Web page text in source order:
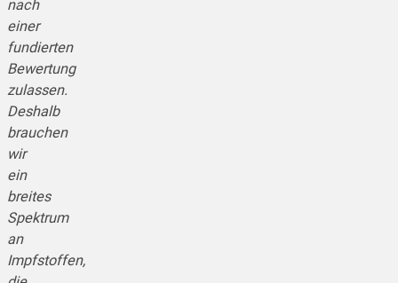
nach
einer
fundierten
Bewertung
zulassen.
Deshalb
brauchen
wir
ein
breites
Spektrum
an
Impfstoffen,